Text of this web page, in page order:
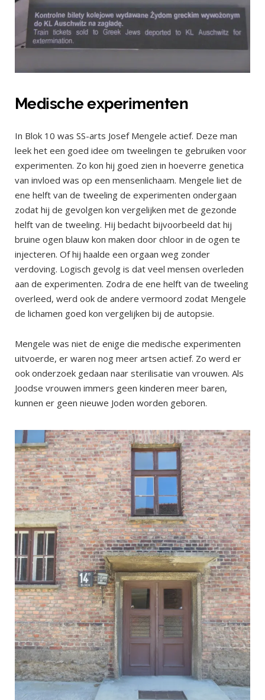
Medische experimenten
In Blok 10 was SS-arts Josef Mengele actief. Deze man
leek het een goed idee om tweelingen te gebruiken voor
experimenten. Zo kon hij goed zien in hoeverre genetica
van invloed was op een mensenlichaam. Mengele liet de
ene helft van de tweeling de experimenten ondergaan
zodat hij de gevolgen kon vergelijken met de gezonde
helft van de tweeling. Hij bedacht bijvoorbeeld dat hij
bruine ogen blauw kon maken door chloor in de ogen te
injecteren. Of hij haalde een orgaan weg zonder
verdoving. Logisch gevolg is dat veel mensen overleden
aan de experimenten. Zodra de ene helft van de tweeling
overleed, werd ook de andere vermoord zodat Mengele
de lichamen goed kon vergelijken bij de autopsie.
Mengele was niet de enige die medische experimenten
uitvoerde, er waren nog meer artsen actief. Zo werd er
ook onderzoek gedaan naar sterilisatie van vrouwen. Als
Joodse vrouwen immers geen kinderen meer baren,
kunnen er geen nieuwe Joden worden geboren.